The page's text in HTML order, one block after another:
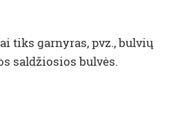
tiks garnyras, pvz., bulvių
saldžiosios bulvės.